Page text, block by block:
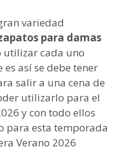
variedad
para damas
utilizar cada uno
así se debe tener
salir a una cena de
utilizarlo para el
y con todo ellos
para esta temporada
Verano 2026